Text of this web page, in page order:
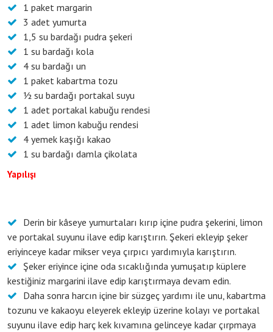
1 paket margarin
3 adet yumurta
1,5 su bardağı pudra şekeri
1 su bardağı kola
4 su bardağı un
1 paket kabartma tozu
½ su bardağı portakal suyu
1 adet portakal kabuğu rendesi
1 adet limon kabuğu rendesi
4 yemek kaşığı kakao
1 su bardağı damla çikolata
Yapılışı
Derin bir kâseye yumurtaları kırıp içine pudra şekerini, limon
ve portakal suyunu ilave edip karıştırın. Şekeri ekleyip şeker
eriyinceye kadar mikser veya çırpıcı yardımıyla karıştırın.
Şeker eriyince içine oda sıcaklığında yumuşatıp küplere
kestiğiniz margarini ilave edip karıştırmaya devam edin.
Daha sonra harcın içine bir süzgeç yardımı ile unu, kabartma
tozunu ve kakaoyu eleyerek ekleyip üzerine kolayı ve portakal
suyunu ilave edip harç kek kıvamına gelinceye kadar çırpmaya